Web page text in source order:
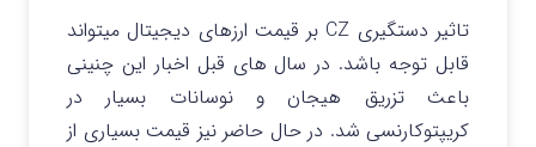
تاثیر دستگیری CZ بر قیمت ارزهای دیجیتال میتواند
قابل توجه باشد. در سال های قبل اخبار این چنینی
باعث تزریق هیجان و نوسانات بسیار در
کریپتوکارنسی شد. در حال حاضر نیز قیمت بسیاری از